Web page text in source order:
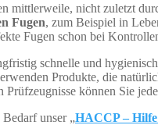
mittlerweile, nicht zuletzt
Fugen, zum Beispiel in
Fugen schon bei
schnelle und
Produkte, die
Prüfzeugnisse können Sie
unser „HACCP – Hilfe